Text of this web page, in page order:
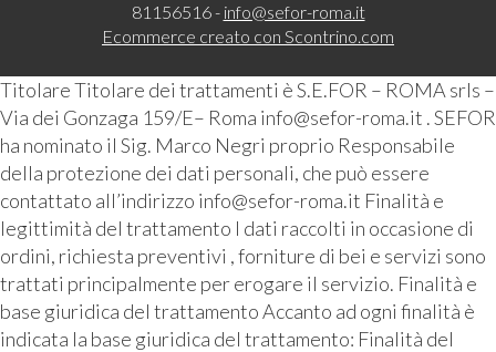
81156516 - info@sefor-roma.it
Ecommerce creato con Scontrino.com
Titolare Titolare dei trattamenti è S.E.FOR – ROMA srls –
Via dei Gonzaga 159/E– Roma info@sefor-roma.it . SEFOR
ha nominato il Sig. Marco Negri proprio Responsabile
della protezione dei dati personali, che può essere
contattato all’indirizzo info@sefor-roma.it Finalità e
legittimità del trattamento I dati raccolti in occasione di
ordini, richiesta preventivi , forniture di bei e servizi sono
trattati principalmente per erogare il servizio. Finalità e
base giuridica del trattamento Accanto ad ogni finalità è
indicata la base giuridica del trattamento: Finalità del